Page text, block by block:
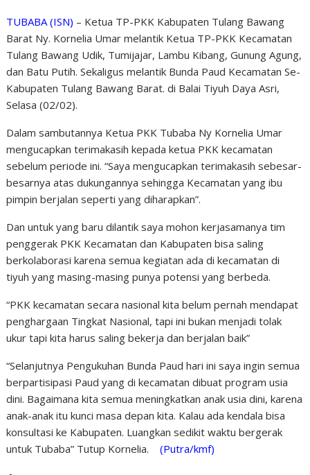
TUBABA (ISN) – Ketua TP-PKK Kabupaten Tulang Bawang
Barat Ny. Kornelia Umar melantik Ketua TP-PKK Kecamatan
Tulang Bawang Udik, Tumijajar, Lambu Kibang, Gunung Agung,
dan Batu Putih. Sekaligus melantik Bunda Paud Kecamatan Se-
Kabupaten Tulang Bawang Barat. di Balai Tiyuh Daya Asri,
Selasa (02/02).
Dalam sambutannya Ketua PKK Tubaba Ny Kornelia Umar
mengucapkan terimakasih kepada ketua PKK kecamatan
sebelum periode ini. “Saya mengucapkan terimakasih sebesar-
besarnya atas dukungannya sehingga Kecamatan yang ibu
pimpin berjalan seperti yang diharapkan”.
Dan untuk yang baru dilantik saya mohon kerjasamanya tim
penggerak PKK Kecamatan dan Kabupaten bisa saling
berkolaborasi karena semua kegiatan ada di kecamatan di
tiyuh yang masing-masing punya potensi yang berbeda.
“PKK kecamatan secara nasional kita belum pernah mendapat
penghargaan Tingkat Nasional, tapi ini bukan menjadi tolak
ukur tapi kita harus saling bekerja dan berjalan baik”
“Selanjutnya Pengukuhan Bunda Paud hari ini saya ingin semua
berpartisipasi Paud yang di kecamatan dibuat program usia
dini. Bagaimana kita semua meningkatkan anak usia dini, karena
anak-anak itu kunci masa depan kita. Kalau ada kendala bisa
konsultasi ke Kabupaten. Luangkan sedikit waktu bergerak
untuk Tubaba” Tutup Kornelia.
(Putra/kmf)